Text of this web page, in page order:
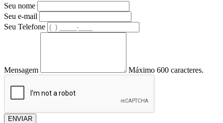
Seu nome
Seu e-mail
Seu Telefone
Mensagem Máximo 600 caracteres.
ENVIAR